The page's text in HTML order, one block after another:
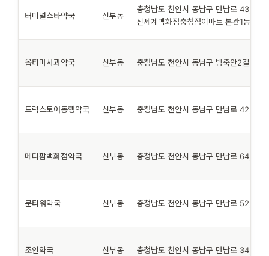
터미널스타약국 신부동
충청남도 천안시 동남구 만남로 43,
신세계백화점충청점이마트 본관1동 1층
옵티마사과약국 신부동 충청남도 천안시 동남구 방죽안2길 1, (
드럭스토어동행약국 신부동 충청남도 천안시 동남구 만남로 42, 1층
메디팜백화점약국 신부동 충청남도 천안시 동남구 만남로 64, 1
문타워약국 신부동 충청남도 천안시 동남구 만남로 52,
조인약국 신부동 충청남도 천안시 동남구 만남로 34, (신